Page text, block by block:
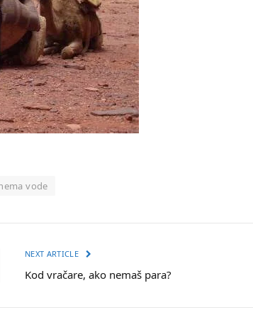
vode
NEXT ARTICLE
Kod vračare, ako nemaš para?